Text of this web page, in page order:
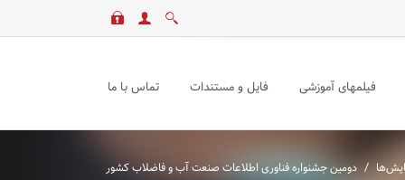
فیلمهای آموزشی فایل و مستندات تماس با ما
/دومین جشنواره فناوری اطلاعات صنعت آب و فاضلاب کشور